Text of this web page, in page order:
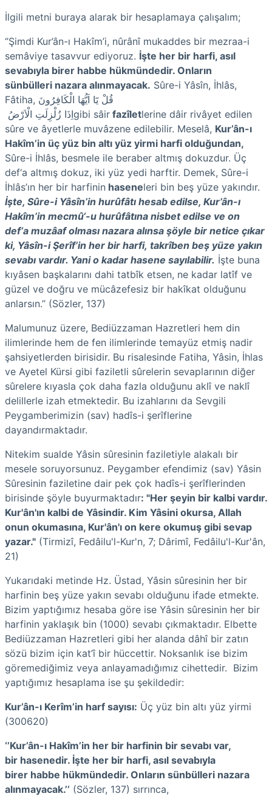
İlgili metni buraya alarak bir hesaplamaya çalışalım;
‘’Şimdi Kur’ân-ı Hakîm’i, nûrânî mukaddes bir mezraa-i
semâviye tasav­vur ediyoruz. İşte her bir harfi, asıl
sevabıyla birer habbe hükmündedir. Onların
sünbülleri nazara alınmayacak. Sûre-i Yâsîn, İhlâs,
Fâtiha, قُلْ يَٓا اَيُّهَا الْكَافِرُونَ
اِذَا زُلْزِلَتِ الْاَرْضُgibi sâir fazîletlerine dâir rivâyet edilen
sûre ve âyetlerle muvâzene edilebilir. Meselâ, Kur’ân-ı
Hakîm’in üç yüz bin altı yüz yirmi harfi olduğundan,
Sûre-i İhlâs, besmele ile beraber altmış dokuzdur. Üç
def‘a altmış dokuz, iki yüz yedi harftir. Demek, Sûre-i
İhlâs’ın her bir harfinin haseneleri bin beş yüze yakındır.
İşte, Sûre-i Yâsîn’in hurûfâtı hesab edilse, Kur’ân-ı
Hakîm’in mecmû‘-u hurûfâtına nisbetedilse ve on
def‘a muzâafolması nazara alınsa şöyle bir netice çıkar
ki, Yâsîn-i Şerîf’in her bir harfi, takrîben beş yüze yakın
sevabı vardır. Yani o kadar hasene sayılabilir. İşte buna
kıyâsen başkalarını dahi tatbîk etsen, ne kadar latîf ve
güzel ve doğru ve mücâzefesiz bir hakîkat olduğunu
anlarsın.’’ (Sözler, 137)
Malumunuz üzere, Bediüzzaman Hazretleri hem din
ilimlerinde hem de fen ilimlerinde temayüz etmiş nadir
şahsiyetlerden birisidir. Bu risalesinde Fatiha, Yâsin, İhlas
ve Ayetel Kürsi gibi faziletli sûrelerin sevaplarının diğer
sûrelere kıyasla çok daha fazla olduğunu aklî ve naklî
delillerle izah etmektedir. Bu izahlarını da Sevgili
Peygamberimizin (sav) hadîs-i şerîflerine
dayandırmaktadır.
Nitekim sualde Yâsin sûresinin faziletiyle alakalı bir
mesele soruyorsunuz. Peygamber efendimiz (sav) Yâsin
Sûresinin faziletine dair pek çok hadîs-i şerîflerinden
birisinde şöyle buyurmaktadır: "Her şeyin bir kalbi vardır.
Kur'ân'ın kalbi de Yâsindir. Kim Yâsini okursa, Allah
onun okumasına, Kur'ân'ı on kere okumuş gibi sevap
yazar." (Tirmizî, Fedâilu'l-Kur'n, 7; Dârimî, Fedâilu'l-Kur'ân,
21)
Yukarıdaki metinde Hz. Üstad, Yâsin sûresinin her bir
harfinin beş yüze yakın sevabı olduğunu ifade etmekte.
Bizim yaptığımız hesaba göre ise Yâsin sûresinin her bir
harfinin yaklaşık bin (1000) sevabı çıkmaktadır. Elbette
Bediüzzaman Hazretleri gibi her alanda dâhî bir zatın
sözü bizim için kat’î bir hüccettir. Noksanlık ise bizim
göremediğimiz veya anlayamadığımız cihettedir. Bizim
yaptığımız hesaplama ise şu şekildedir:
Kur’ân-ı Kerîm’in harf sayısı: Üç yüz bin altı yüz yirmi
(300620)
‘’Kur’ân-ı Hakîm’in her bir harfinin bir sevabı var,
bir hasenedir. İşte her bir harfi, asıl sevabıyla
birer habbe hükmündedir. Onların sünbülleri nazara
alınmayacak.’’ (Sözler, 137) sırrınca,